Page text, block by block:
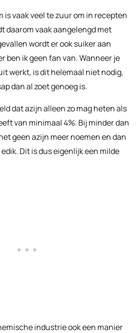
is vaak veel te zuur om in recepten
daarom vaak aangelengd met
wordt er ook suiker aan
ben ik geen fan van. Wanneer je
werkt, is dit helemaal niet nodig,
dan al zoet genoeg is.
dat azijn alleen zo mag heten als
van minimaal 4%. Bij minder dan
geen azijn meer noemen en dan
edik. Dit is dus eigenlijk een milde
industrie ook een manier